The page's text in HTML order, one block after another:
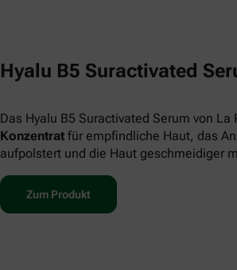
Hyalu B5 Suractivated
Das Hyalu B5 Suractivated Serum von La
Konzentrat für empfindliche Haut, das
aufpolstert und die Haut geschmeidiger
Zum Produkt